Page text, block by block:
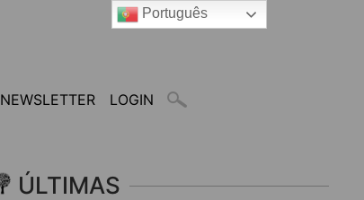
NEWSLETTER LOGIN
ÚLTIMAS
Português